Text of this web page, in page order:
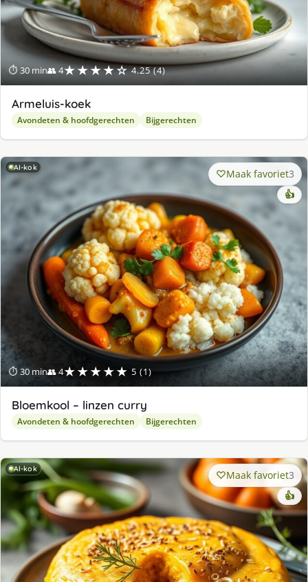
⏱ 30 min👥 4★★★★☆ 4.25 (4)
Armeluis-koek
Avondeten & hoofdgerechten Bijgerechten
AI-kok
⏱ 30 min👥 4★★★★★ 5 (1)
Maak favoriet3
👍
Bloemkool – linzen curry
Avondeten & hoofdgerechten Bijgerechten
AI-kok Maak favoriet3
👍